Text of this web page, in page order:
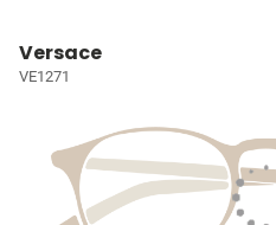
Versace
VE1271